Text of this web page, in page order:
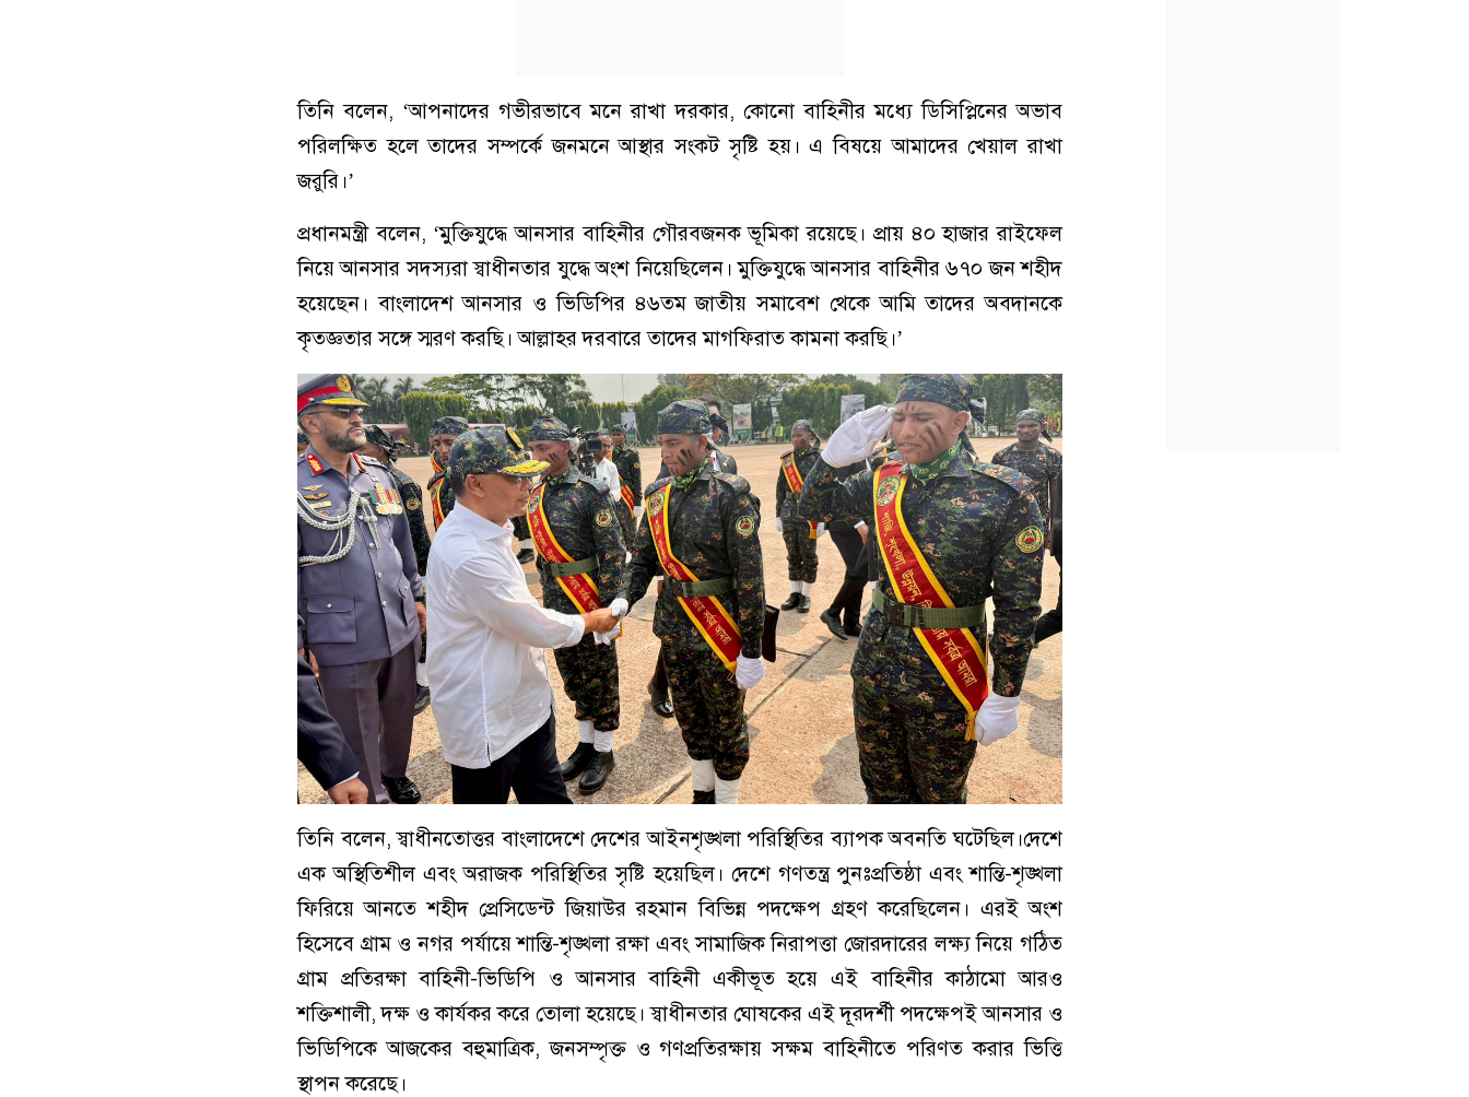
তিনি বলেন, ‘আপনাদের গভীরভাবে মনে রাখা দরকার, কোনো বাহিনীর মধ্যে ডিসিপ্লিনের অভাব
পরিলক্ষিত হলে তাদের সম্পর্কে জনমনে আস্থার সংকট সৃষ্টি হয়। এ বিষয়ে আমাদের খেয়াল রাখা
জরুরি।’
প্রধানমন্ত্রী বলেন, ‘মুক্তিযুদ্ধে আনসার বাহিনীর গৌরবজনক ভূমিকা রয়েছে। প্রায় ৪০ হাজার রাইফেল
নিয়ে আনসার সদস্যরা স্বাধীনতার যুদ্ধে অংশ নিয়েছিলেন। মুক্তিযুদ্ধে আনসার বাহিনীর ৬৭০ জন শহীদ
হয়েছেন। বাংলাদেশ আনসার ও ভিডিপির ৪৬তম জাতীয় সমাবেশ থেকে আমি তাদের অবদানকে
কৃতজ্ঞতার সঙ্গে স্মরণ করছি। আল্লাহর দরবারে তাদের মাগফিরাত কামনা করছি।’
তিনি বলেন, স্বাধীনতোত্তর বাংলাদেশে দেশের আইনশৃঙ্খলা পরিস্থিতির ব্যাপক অবনতি ঘটেছিল।দেশে
এক অস্থিতিশীল এবং অরাজক পরিস্থিতির সৃষ্টি হয়েছিল। দেশে গণতন্ত্র পুনঃপ্রতিষ্ঠা এবং শান্তি-শৃঙ্খলা
ফিরিয়ে আনতে শহীদ প্রেসিডেন্ট জিয়াউর রহমান বিভিন্ন পদক্ষেপ গ্রহণ করেছিলেন। এরই অংশ
হিসেবে গ্রাম ও নগর পর্যায়ে শান্তি-শৃঙ্খলা রক্ষা এবং সামাজিক নিরাপত্তা জোরদারের লক্ষ্য নিয়ে গঠিত
গ্রাম প্রতিরক্ষা বাহিনী-ভিডিপি ও আনসার বাহিনী একীভূত হয়ে এই বাহিনীর কাঠামো আরও
শক্তিশালী, দক্ষ ও কার্যকর করে তোলা হয়েছে। স্বাধীনতার ঘোষকের এই দূরদর্শী পদক্ষেপই আনসার ও
ভিডিপিকে আজকের বহুমাত্রিক, জনসম্পৃক্ত ও গণপ্রতিরক্ষায় সক্ষম বাহিনীতে পরিণত করার ভিত্তি
স্থাপন করেছে।